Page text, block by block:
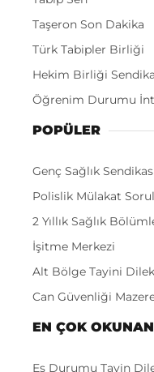
Taşeron Son Dakika
Türk Tabipler Birliği
Hekim Birliği
Öğrenim Durumu
POPÜLER
Genç Sağlık
Polislik Mülakat
2 Yıllık Sağlık
İşitme Merkezi
Alt Bölge Tayini
Can Güvenliği
EN ÇOK
Eş Durumu Tayin